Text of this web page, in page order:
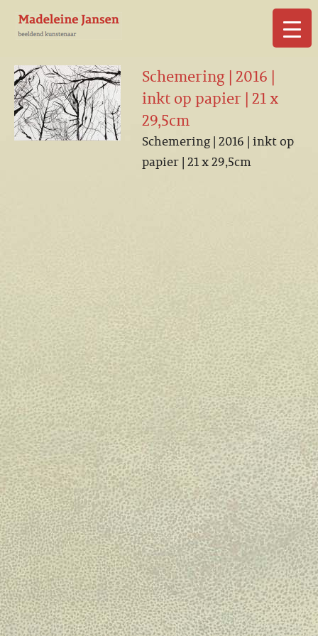
Schemering | 2016 |
inkt op papier | 21 x
29,5cm
Schemering | 2016 | inkt op
papier | 21 x 29,5cm